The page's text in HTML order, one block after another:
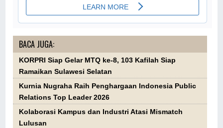
BACA JUGA:
KORPRI Siap Gelar MTQ ke-8, 103 Kafilah Siap
Ramaikan Sulawesi Selatan
Kurnia Nugraha Raih Penghargaan Indonesia Public
Relations Top Leader 2026
Kolaborasi Kampus dan Industri Atasi Mismatch
Lulusan